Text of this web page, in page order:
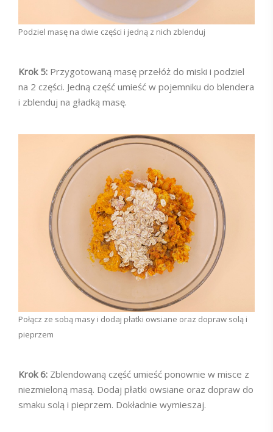
Podziel masę na dwie części i jedną z nich zblenduj
Krok 5: Przygotowaną masę przełóż do miski i podziel
na 2 części. Jedną część umieść w pojemniku do blendera
i zblenduj na gładką masę.
Połącz ze sobą masy i dodaj płatki owsiane oraz dopraw solą i
pieprzem
Krok 6: Zblendowaną część umieść ponownie w misce z
niezmieloną masą. Dodaj płatki owsiane oraz dopraw do
smaku solą i pieprzem. Dokładnie wymieszaj.